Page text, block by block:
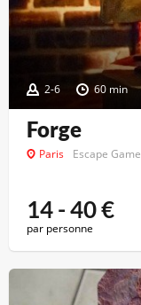
2-6 60 min
Forge
Paris Escape Game
14 - 40€
par personne